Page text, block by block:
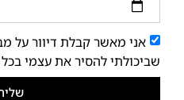
אני מאשר קבלת דיוור על
שביכולתי להסיר את עצמי